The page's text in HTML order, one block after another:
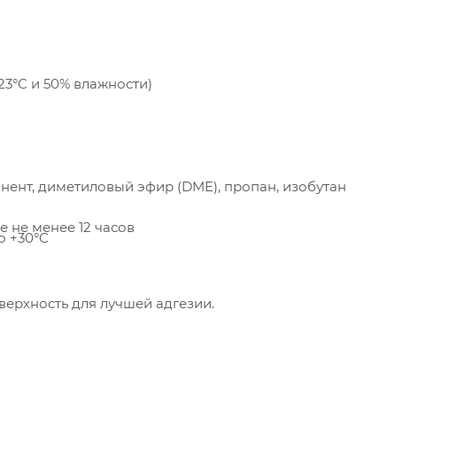
и 50% влажности)
диметиловый эфир (DME), пропан, изобутан
+30°C
не менее 12 часов
для лучшей адгезии.